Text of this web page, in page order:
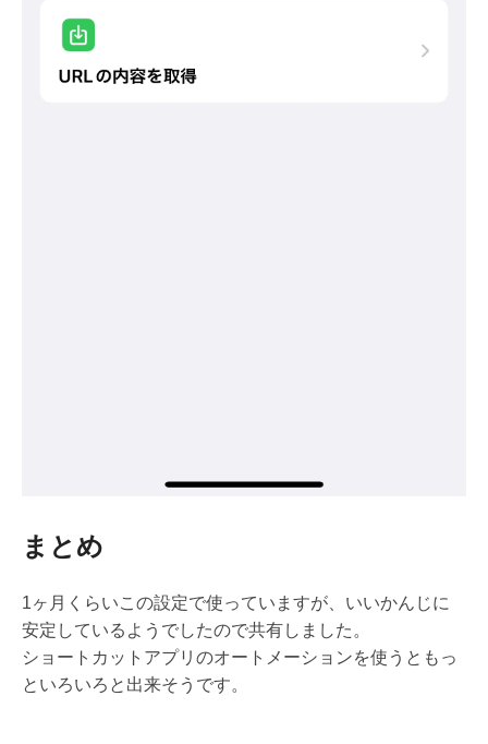
まとめ
1ヶ月くらいこの設定で使っていますが、いいかんじに
安定しているようでしたので共有しました。
ショートカットアプリのオートメーションを使うともっ
といろいろと出来そうです。